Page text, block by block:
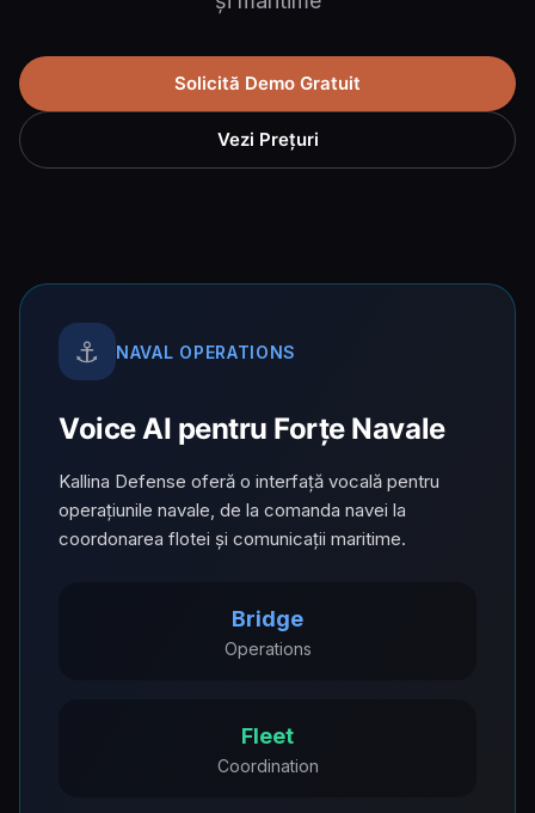
Solicită Demo Gratuit
Vezi Prețuri
⚓ NAVAL OPERATIONS
Voice AI pentru Forțe Navale
Kallina Defense oferă o interfață vocală pentru
operațiunile navale, de la comanda navei la
coordonarea flotei și comunicații maritime.
Bridge
Operations
Fleet
Coordination